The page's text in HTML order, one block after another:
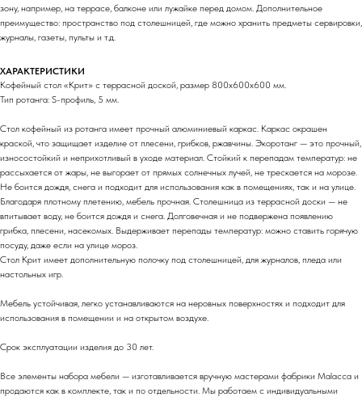
зону, например, на террасе, балконе или лужайке перед домом. Дополнительное
преимущество: пространство под столешницей, где можно хранить предметы сервировки,
журналы, газеты, пульты и т.д.
ХАРАКТЕРИСТИКИ
Кофейный стол «Крит» с террасной доской, размер 800х600х600 мм.
Тип ротанга: S-профиль, 5 мм.
Стол кофейный из ротанга имеет прочный алюминиевый каркас. Каркас окрашен
краской, что защищает изделие от плесени, грибков, ржавчины. Экоротанг — это прочный,
износостойкий и неприхотливый в уходе материал. Стойкий к перепадам температур: не
рассыхается от жары, не выгорает от прямых солнечных лучей, не трескается на морозе.
Не боится дождя, снега и подходит для использования как в помещениях, так и на улице.
Благодаря плотному плетению, мебель прочная. Столешница из террасной доски — не
впитывает воду, не боится дождя и снега. Долговечная и не подвержена появлению
грибка, плесени, насекомых. Выдерживает перепады температур: можно ставить горячую
посуду, даже если на улице мороз.
Стол Крит имеет дополнительную полочку под столешницей, для журналов, пледа или
настольных игр.
Мебель устойчивая, легко устанавливаются на неровных поверхностях и подходит для
использования в помещении и на открытом воздухе.
Срок эксплуатации изделия до 30 лет.
Все элементы набора мебели — изготавливается вручную мастерами фабрики Malacca и
продаются как в комплекте, так и по отдельности. Мы работаем с индивидуальными